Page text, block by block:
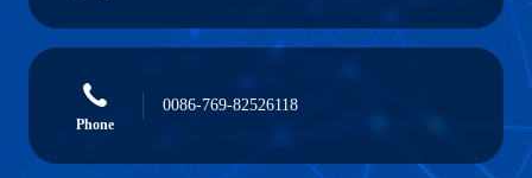
Phone
0086-769-82526118